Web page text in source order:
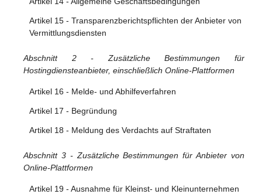
Artikel 10 - Auskunftsanordnungen
Artikel 15 - Transparenzberichtspflichten der Anbieter von
Vermittlungsdiensten
Abschnitt 2 - Zusätzliche Bestimmungen für
Hostingdiensteanbieter, einschließlich Online-Plattformen
Artikel 16 - Melde- und Abhilfeverfahren
Artikel 17 - Begründung
Artikel 18 - Meldung des Verdachts auf Straftaten
Abschnitt 3 - Zusätzliche Bestimmungen für Anbieter von
Online-Plattformen
Artikel 19 - Ausnahme für Kleinst- und Kleinunternehmen